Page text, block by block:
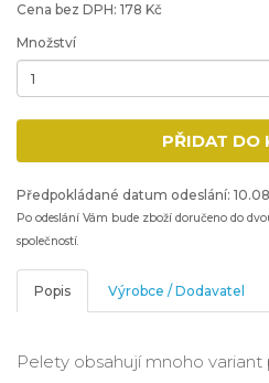
Cena bez DPH: 178 Kč
Množství
PŘIDAT DO
Předpokládané datum odeslání:
Po odeslání Vám bude zboží doručeno do
společností.
Popis Výrobce / Dodavatel
Pelety obsahují mnoho variant